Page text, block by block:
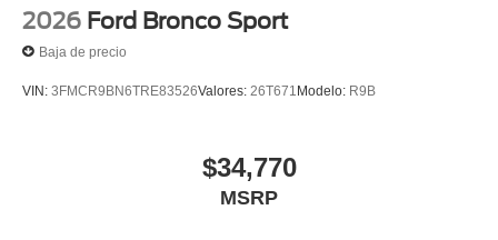
2026 Ford Bronco Sport
Baja de precio
VIN: 3FMCR9BN6TRE83526Valores: 26T671Modelo: R9B
$34,770
MSRP